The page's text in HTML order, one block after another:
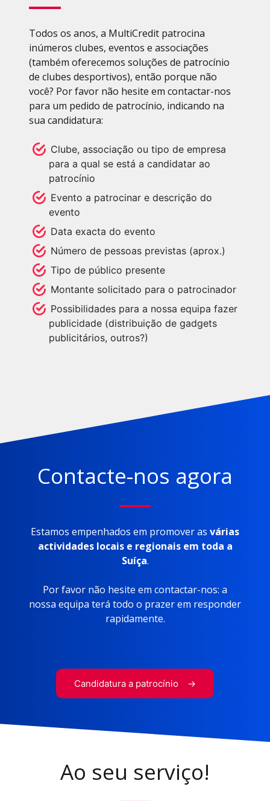
Todos os anos, a MultiCredit patrocina
inúmeros clubes, eventos e associações
(também oferecemos soluções de patrocínio
de clubes desportivos), então porque não
você? Por favor não hesite em contactar-nos
para um pedido de patrocínio, indicando na
sua candidatura:
Clube, associação ou tipo de empresa
para a qual se está a candidatar ao
patrocínio
Evento a patrocinar e descrição do
evento
Data exacta do evento
Número de pessoas previstas (aprox.)
Tipo de público presente
Montante solicitado para o patrocinador
Possibilidades para a nossa equipa fazer
publicidade (distribuição de gadgets
publicitários, outros?)
Contacte-nos agora
Estamos empenhados em promover as várias
actividades locais e regionais em toda a
Suíça.
Por favor não hesite em contactar-nos: a
nossa equipa terá todo o prazer em responder
rapidamente.
Candidatura a patrocínio
Ao seu serviço!